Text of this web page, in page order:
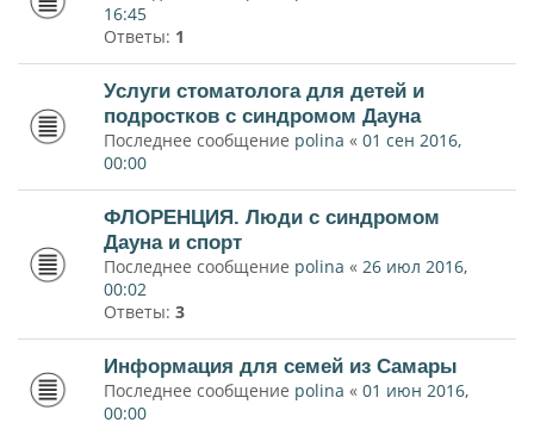
16:45
Ответы: 1
Услуги стоматолога для детей и
подростков с синдромом Дауна
Последнее сообщение polina « 01 сен 2016,
00:00
ФЛОРЕНЦИЯ. Люди с синдромом
Дауна и спорт
Последнее сообщение polina « 26 июл 2016,
00:02
Ответы: 3
Информация для семей из Самары
Последнее сообщение polina « 01 июн 2016,
00:00